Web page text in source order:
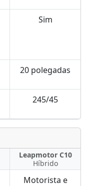
Sim
20 polegadas
245/45
Leapmotor C10
Híbrido
Motorista e